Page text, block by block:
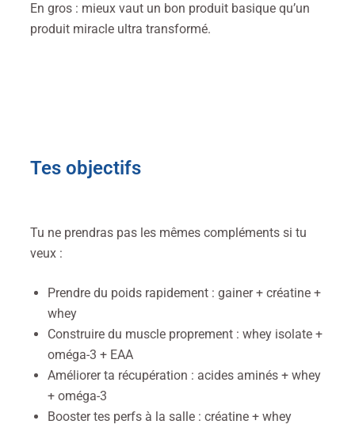
En gros : mieux vaut un bon produit basique qu’un
produit miracle ultra transformé.
Tes objectifs
Tu ne prendras pas les mêmes compléments si tu
veux :
Prendre du poids rapidement : gainer + créatine +
whey
Construire du muscle proprement : whey isolate +
oméga-3 + EAA
Améliorer ta récupération : acides aminés + whey
+ oméga-3
Booster tes perfs à la salle : créatine + whey